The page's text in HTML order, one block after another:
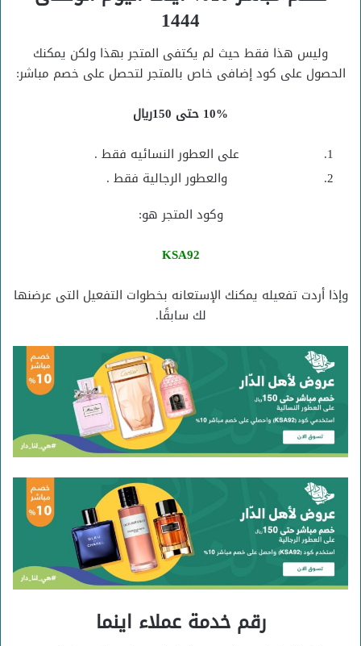
1444
وليس هذا فقط حيث لم يكتفى المتجر بهذا ولكن يمكنك
الحصول على كود إضافى خاص بالمتجر لتحصل على خصم مباشر:
10% حتى 150ريال
على العطور النسائيه فقط .
والعطور الرجالية فقط .
وكود المتجر هو:
KSA92
وإذا أردت تفعيله يمكنك الإستعانه بخطوات التفعيل التى عرضنها
لك سابقًا.
رقم خدمة عملاء اينما